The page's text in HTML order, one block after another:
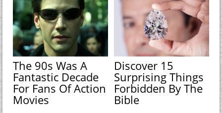
The 90s Was A
Fantastic Decade
For Fans Of Action
Movies
Discover 15
Surprising Things
Forbidden By The
Bible